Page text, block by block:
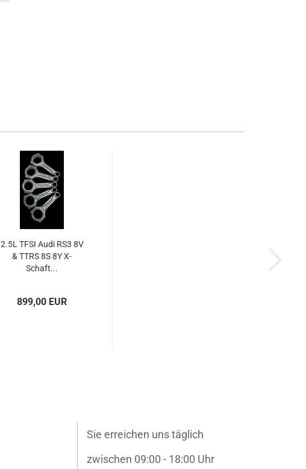
2.5L TFSI Audi RS3 8V
& TTRS 8S 8Y X-​
Schaft...
899,00 EUR
Sie erreichen uns täglich
zwischen 09:00 - 18:00 Uhr